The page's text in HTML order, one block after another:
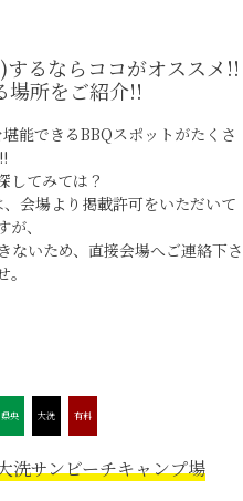
るならココがオススメ!!
場所をご紹介!!
能できるBBQスポットがたくさ
してみては？
会場より掲載許可をいただいて
が、
ないため、直接会場へご連絡下さ
。
県央 大洗 有料
洗サンビーチキャンプ場